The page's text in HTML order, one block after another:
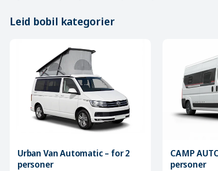
Leid bobil kategorier
Urban Van Automatic – for 2
personer
CAMP
personer